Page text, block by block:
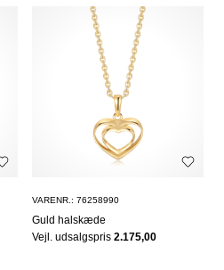
VARENR.: 76258990
Guld halskæde
Vejl. udsalgspris2.175,00